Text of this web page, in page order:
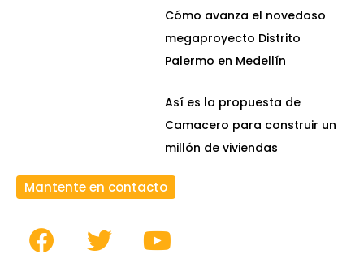
Cómo avanza el novedoso
megaproyecto Distrito
Palermo en Medellín
Así es la propuesta de
Camacero para construir un
millón de viviendas
Mantente en contacto